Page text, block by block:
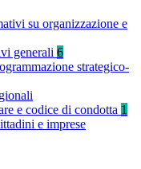
su organizzazione e
generali 6
strategico-
e codice di condotta 1
e imprese